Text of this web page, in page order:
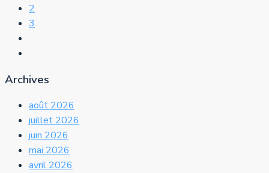
2
3
Archives
août 2026
juillet 2026
juin 2026
mai 2026
avril 2026